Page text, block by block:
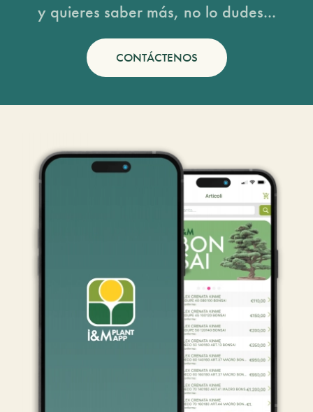
y quieres saber más, no lo dudes...
CONTÁCTENOS